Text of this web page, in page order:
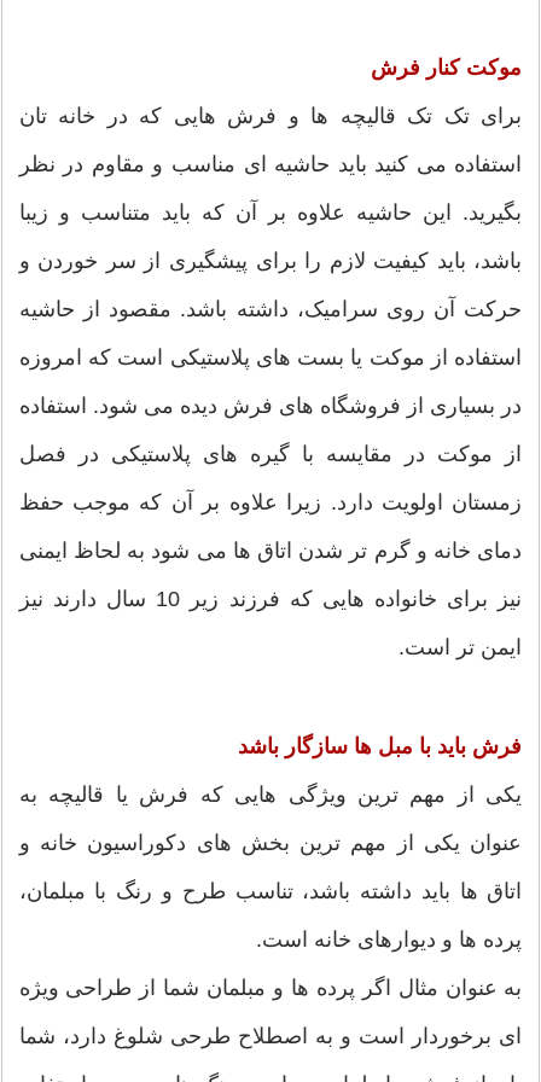
موکت کنار فرش
برای تک تک قالیچه ها و فرش هایی که در خانه تان
استفاده می کنید باید حاشیه ای مناسب و مقاوم در نظر
بگیرید. این حاشیه علاوه بر آن که باید متناسب و زیبا
باشد، باید کیفیت لازم را برای پیشگیری از سر خوردن و
حرکت آن روی سرامیک، داشته باشد. مقصود از حاشیه
استفاده از موکت یا بست های پلاستیکی است که امروزه
در بسیاری از فروشگاه های فرش دیده می شود. استفاده
از موکت در مقایسه با گیره های پلاستیکی در فصل
زمستان اولویت دارد. زیرا علاوه بر آن که موجب حفظ
دمای خانه و گرم تر شدن اتاق ها می شود به لحاظ ایمنی
نیز برای خانواده هایی که فرزند زیر 10 سال دارند نیز
ایمن تر است.
فرش باید با مبل ها سازگار باشد
یکی از مهم ترین ویژگی هایی که فرش یا قالیچه به
عنوان یکی از مهم ترین بخش های دکوراسیون خانه و
اتاق ها باید داشته باشد، تناسب طرح و رنگ با مبلمان،
پرده ها و دیوارهای خانه است.
به عنوان مثال اگر پرده ها و مبلمان شما از طراحی ویژه
ای برخوردار است و به اصطلاح طرحی شلوغ دارد، شما